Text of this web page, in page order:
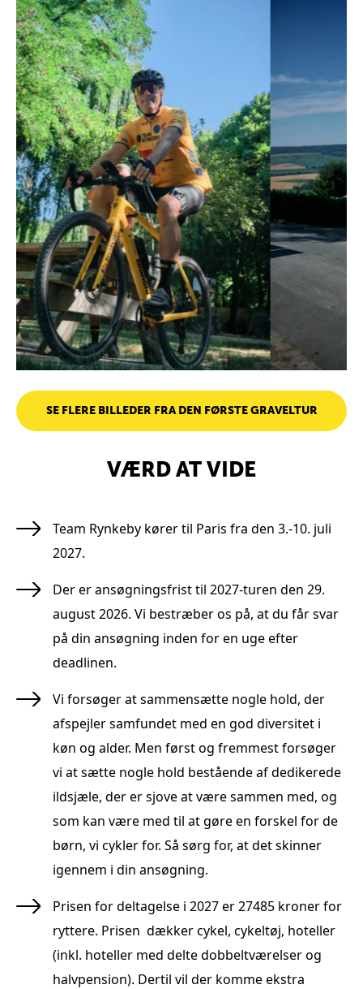
SE FLERE BILLEDER FRA DEN FØRSTE GRAVELTUR
VÆRD AT VIDE
Team Rynkeby kører til Paris fra den 3.-10. juli
2027.
Der er ansøgningsfrist til 2027-turen den 29.
august 2026. Vi bestræber os på, at du får svar
på din ansøgning inden for en uge efter
deadlinen.
Vi forsøger at sammensætte nogle hold, der
afspejler samfundet med en god diversitet i
køn og alder. Men først og fremmest forsøger
vi at sætte nogle hold bestående af dedikerede
ildsjæle, der er sjove at være sammen med, og
som kan være med til at gøre en forskel for de
børn, vi cykler for. Så sørg for, at det skinner
igennem i din ansøgning.
Prisen for deltagelse i 2027 er 27485 kroner for
ryttere. Prisen dækker cykel, cykeltøj, hoteller
(inkl. hoteller med delte dobbeltværelser og
halvpension). Dertil vil der komme ekstra